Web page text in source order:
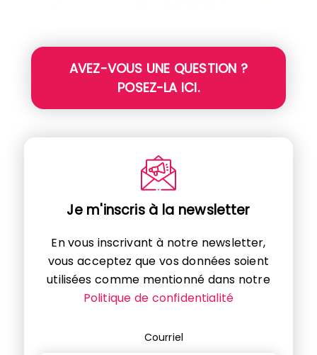
AVEZ-VOUS UNE QUESTION ?
POSEZ-LA ICI.
Je m'inscris à la newsletter
En vous inscrivant à notre newsletter,
vous acceptez que vos données soient
utilisées comme mentionné dans notre
Politique de confidentialité
Courriel